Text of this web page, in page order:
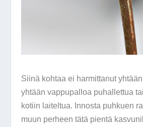
Siinä kohtaa ei harmittanut
yhtään vappupalloa puhallettua
kotiin laiteltua. Innosta puhkuen
muun perheen tätä pientä